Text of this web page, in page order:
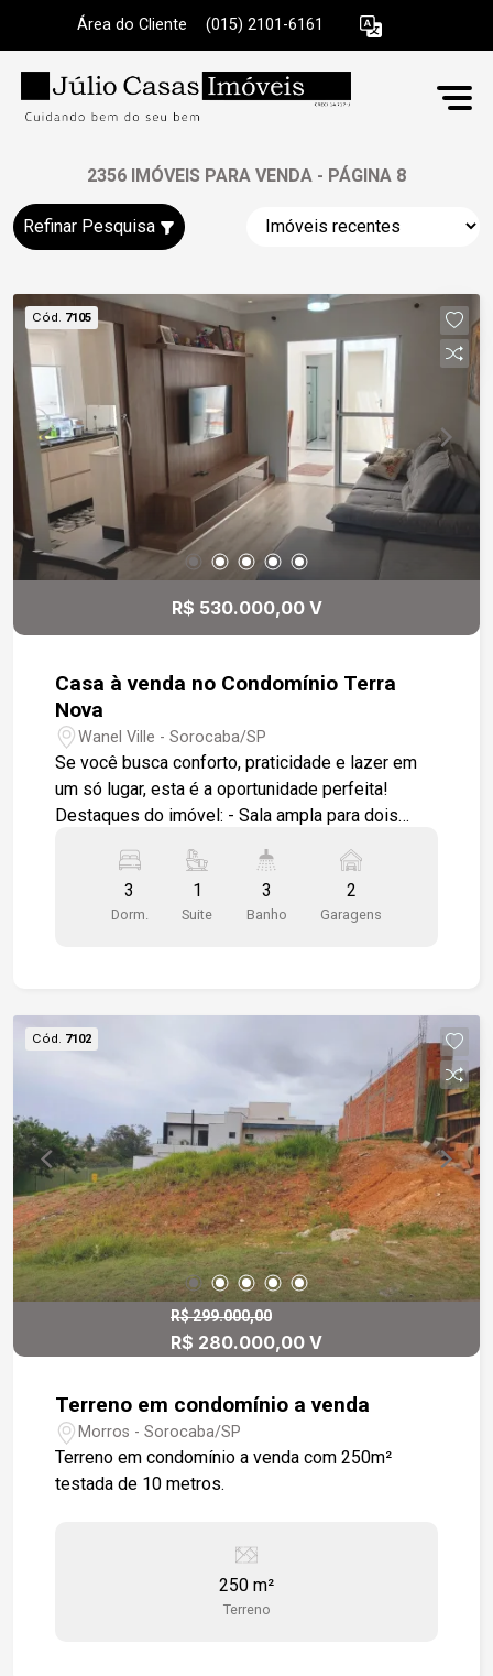
Área do Cliente (015) 2101-6161
2356 IMÓVEIS PARA VENDA - PÁGINA 8
Refinar Pesquisa
Cód. 7105
R$ 530.000,00 V
Casa à venda no Condomínio Terra
Nova
Wanel Ville - Sorocaba/SP
Se você busca conforto, praticidade e lazer em
um só lugar, esta é a oportunidade perfeita!
Destaques do imóvel: - Sala ampla para dois
em gesso, luminárias embutidas em LED e
ventiladores de teto. - Porta balcão com acesso
direto à área gourmet nos fundos, equipada com
armários planejados, sendo o principal uma suíte.
- Banheiro social com box em vidro temperado e
gabinete sob a pia. - Garagem coberta para dois
veículos. Estrutura do condomínio: - Piscina para
momentos de lazer. - Salão de festas para suas
comemorações. - Quadra poliesportiva. - Campo
society. - Mini mercado 24 horas. - Portaria 24
horas, garantindo segurança e tranquilidade.
Localização privilegiada no Bairro Wanel Ville: -
Completa infraestrutura de comércio:
supermercados, farmácias, açougues, bares e
restaurantes. - Fácil acesso ao transporte
público, com diversas linhas de ônibus circulares.
3
Dorm.
1
Suite
3
Banho
2
Garagens
Cód. 7102
R$ 299.000,00
R$ 280.000,00 V
Terreno em condomínio a venda
Morros - Sorocaba/SP
Terreno em condomínio a venda com 250m²
testada de 10 metros.
250 m²
Terreno